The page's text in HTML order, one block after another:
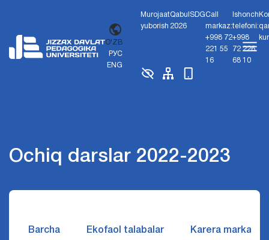
O'ZB
РУС
ENG
Murojaat
yuborish
Qabul
2026
SDGCall
markaz:
+998 72
221 55
16
Ishonch
telefoni:
+998
72 226
68 10
Ochiq darslar 2022-2023
Barcha Ekofaol talabalar Karera markazi